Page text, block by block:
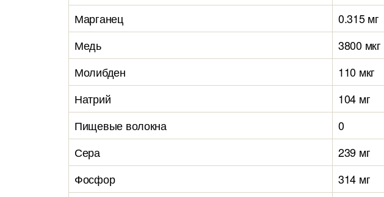
Марганец
0.315 мг
Медь
3800 мкг
Молибден
110 мкг
Натрий
104 мг
Пищевые волокна
0
Сера
239 мг
Фосфор
314 мг